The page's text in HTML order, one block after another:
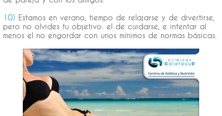
10) Estamos en verano, tiempo de relajarse y de divertirse,
pero no olvides tu objetivo: el de cuidarse, e intentar al
menos el no engordar con unos mínimos de normas básicas.